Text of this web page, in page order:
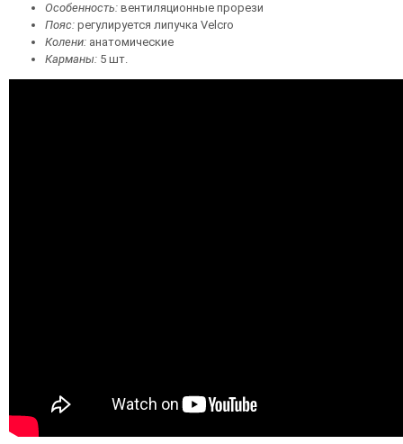
Особенность: вентиляционные прорези
Пояс: регулируется липучка Velcro
Колени: анатомические
Карманы: 5 шт.